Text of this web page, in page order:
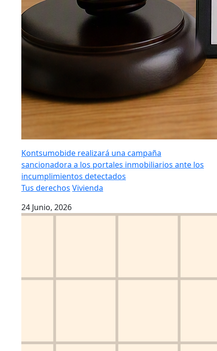
Kontsumobide realizará una campaña
sancionadora a los portales inmobiliarios ante los
incumplimientos detectados
Tus derechos Vivienda
24 Junio, 2026